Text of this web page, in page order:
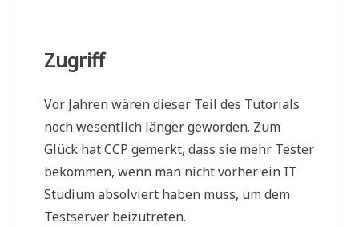
Zugriff
Vor Jahren wären dieser Teil des Tutorials
noch wesentlich länger geworden. Zum
Glück hat CCP gemerkt, dass sie mehr Tester
bekommen, wenn man nicht vorher ein IT
Studium absolviert haben muss, um dem
Testserver beizutreten.